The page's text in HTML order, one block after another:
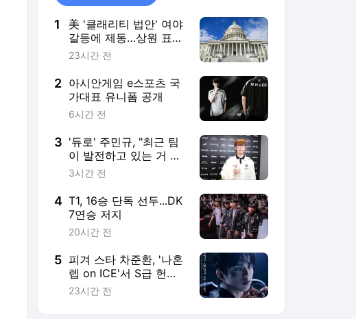
1
美 '클래리티 법안' 여야
갈등에 제동…상원 표결
일정 불투명
23시간 전
2 아시안게임 e스포츠 국
가대표 유니폼 공개
6시간 전
3 '듀로' 주민규, "최근 팀
이 발전하고 있는 거 느
껴"
3시간 전
4 T1, 16승 단독 선두...DK
7연승 저지
20시간 전
5 피겨 스타 차준환, '나혼
렙 on ICE'서 S급 헌터
성진우로 변신
23시간 전